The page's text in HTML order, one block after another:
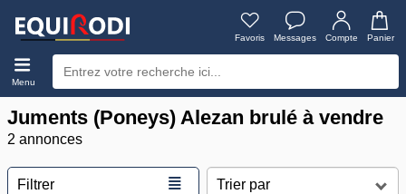
Favoris Messages Compte Panier
Menu
Juments (Poneys) Alezan brulé à vendre
2 annonces
Filtrer ≣